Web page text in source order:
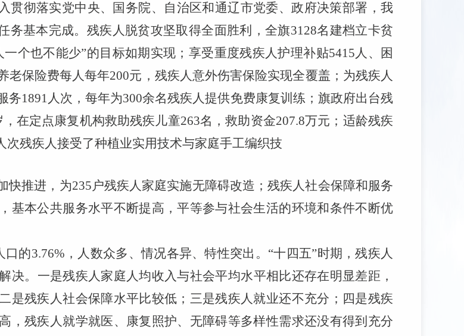
贯彻落实党中央、国务院、自治区和通辽市党委、政府决策部署，我
务基本完成。残疾人脱贫攻坚取得全面胜利，全旗3128名建档立卡贫
一个也不能少”的目标如期实现； 享受重度残疾人护理补贴5415人 、
困
老保险费每人每年200元，残疾人意外伤害保险实现全覆盖；为残疾人
务1891人次，每年为300余名残疾人提供免费康复训练 ； 旗政府出台残
在定点康复机构救助残疾儿童263名，救助资金207.8万元；适龄残疾
次残疾人接受了种植业实用技术与家庭手工编织技
快推进，为235户残疾人家庭实施无障碍改造；残疾人社会保障和服务
基本公共服务水平不断提高，平等参与社会生活的环境和条件不断优
口的3.76% ，人数众多、情况各异、特性突出。 “十四五”时期，残疾人
决。 一是残疾人家庭人均收入与社会平均水平相比还存在明显差距，
是残疾人社会保障水平比较低；三是残疾人就业还不充分；四是残疾
，残疾人就学就医、康复照护、无障碍等多样性需求还没有得到充分